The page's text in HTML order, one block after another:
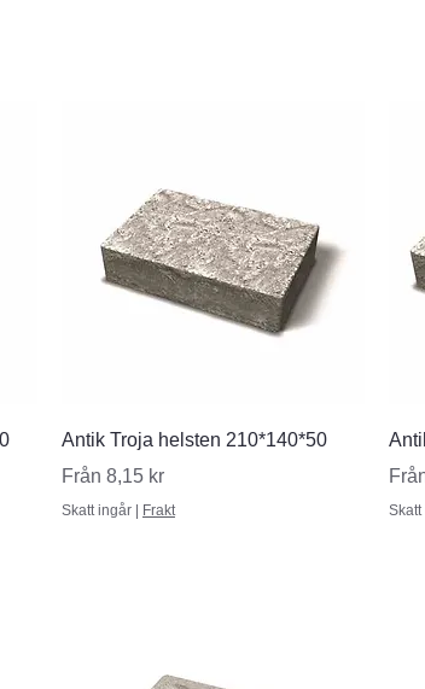
Snabbvisning
Antik Troja helsten 210*140*50
Från 8,15 kr
Reapris
Skatt ingår | Frakt